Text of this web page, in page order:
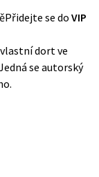
Přidejte se do VIP
dort ve
se autorský